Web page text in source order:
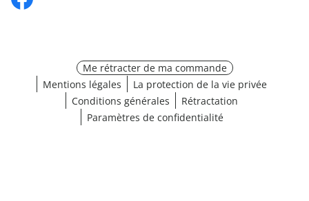
Me rétracter de ma commande
Mentions légales
La protection de la vie privée
Conditions générales
Rétractation
Paramètres de confidentialité